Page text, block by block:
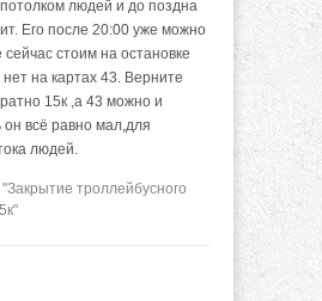
людей и до поздна
Его после 20:00 уже можно
стоим на остановке
на картах 43. Верните
15к ,а 43 можно и
всё равно мал,для
людей.
"Закрытие троллейбусного